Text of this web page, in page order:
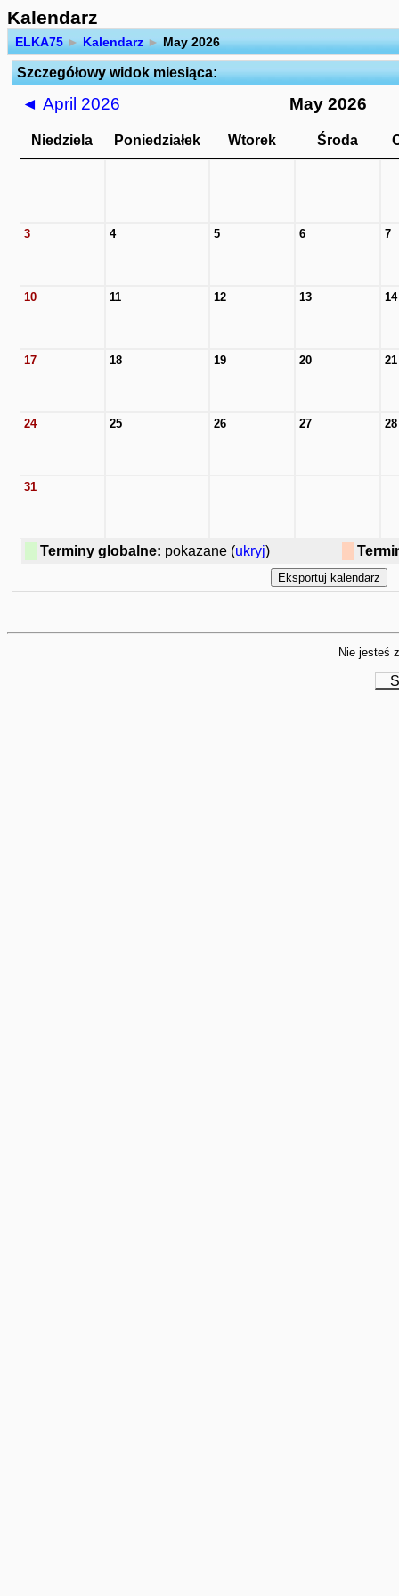
Kalendarz
ELKA75 ► Kalendarz ►May 2026
Szczegółowy widok miesiąca:
◄ April 2026 May 2026
Niedziela Poniedziałek Wtorek Środa
3 4 5 6 7
10 11 12 13 14
17 18 19 20 21
24 25 26 27 28
31
Terminy globalne: pokazane (ukryj)
Nie jesteś